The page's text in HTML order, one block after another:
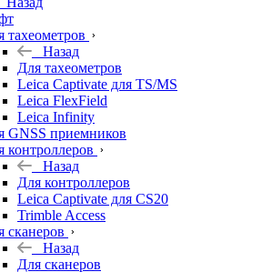
тахеометров
Назад
Для тахеометров
Leica Captivate для TS/MS
Leica FlexField
Leica Infinity
GNSS приемников
контроллеров
Назад
Для контроллеров
Leica Captivate для CS20
Trimble Access
сканеров
Назад
Для сканеров